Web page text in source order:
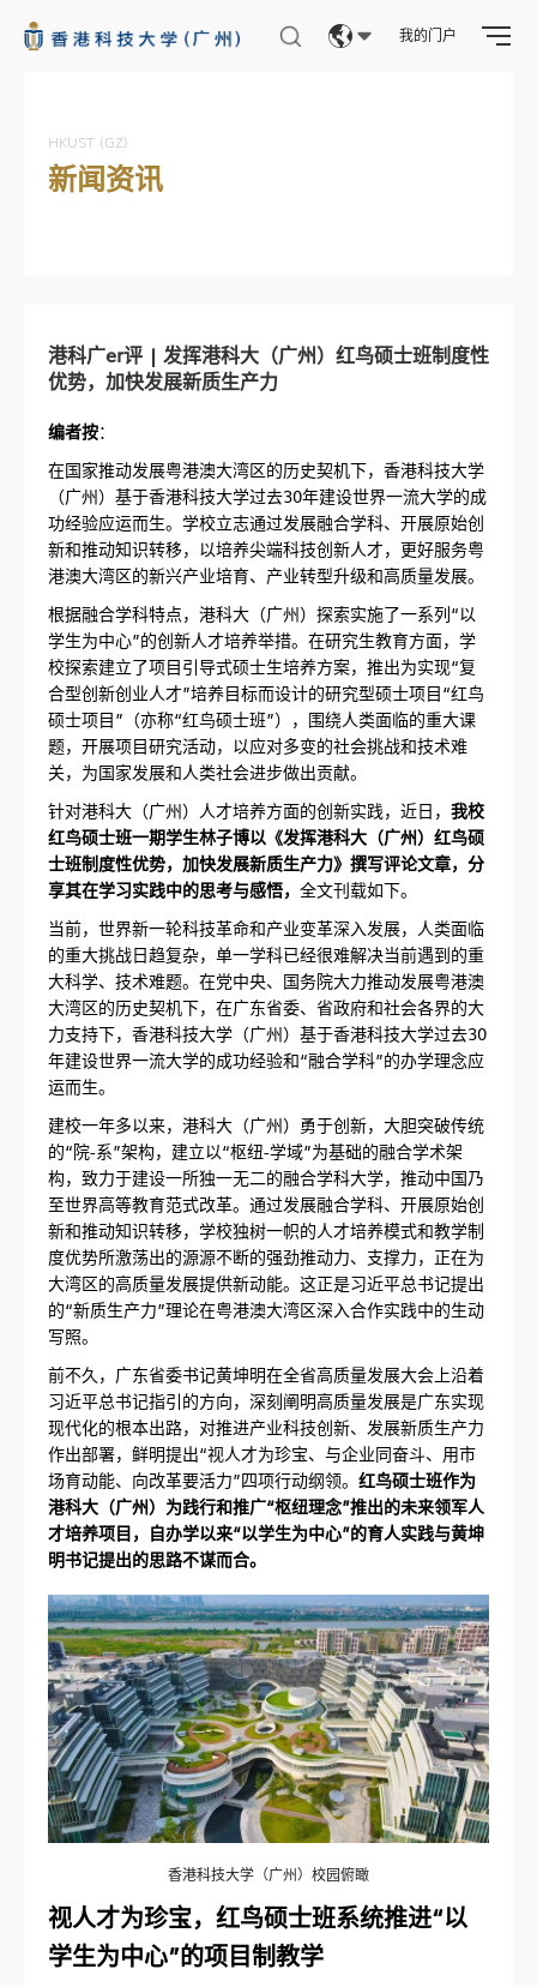
我的门户
HKUST (GZ)
新闻资讯
港科广er评 | 发挥港科大（广州）红鸟硕士班制度性
优势，加快发展新质生产力
编者按：
在国家推动发展粤港澳大湾区的历史契机下，香港科技大学
（广州）基于香港科技大学过去30年建设世界一流大学的成
功经验应运而生。学校立志通过发展融合学科、开展原始创
新和推动知识转移，以培养尖端科技创新人才，更好服务粤
港澳大湾区的新兴产业培育、产业转型升级和高质量发展。
根据融合学科特点，港科大（广州）探索实施了一系列“以
学生为中心”的创新人才培养举措。在研究生教育方面，学
校探索建立了项目引导式硕士生培养方案，推出为实现“复
合型创新创业人才”培养目标而设计的研究型硕士项目“红鸟
硕士项目”（亦称“红鸟硕士班”），围绕人类面临的重大课
题，开展项目研究活动，以应对多变的社会挑战和技术难
关，为国家发展和人类社会进步做出贡献。
针对港科大（广州）人才培养方面的创新实践，近日， 我校
红鸟硕士班一期学生林子博以《发挥港科大（广州）红鸟硕
士班制度性优势，加快发展新质生产力》撰写评论文章，分
享其在学习实践中的思考与感悟， 全文刊载如下。
当前，世界新一轮科技革命和产业变革深入发展，人类面临
的重大挑战日趋复杂，单一学科已经很难解决当前遇到的重
大科学、技术难题。在党中央、国务院大力推动发展粤港澳
大湾区的历史契机下，在广东省委、省政府和社会各界的大
力支持下，香港科技大学（广州）基于香港科技大学过去30
年建设世界一流大学的成功经验和“融合学科”的办学理念应
运而生。
建校一年多以来，港科大（广州）勇于创新，大胆突破传统
的“院-系”架构，建立以“枢纽-学域”为基础的融合学术架
构，致力于建设一所独一无二的融合学科大学，推动中国乃
至世界高等教育范式改革。通过发展融合学科、开展原始创
新和推动知识转移，学校独树一帜的人才培养模式和教学制
度优势所激荡出的源源不断的强劲推动力、支撑力，正在为
大湾区的高质量发展提供新动能。这正是习近平总书记提出
的“新质生产力”理论在粤港澳大湾区深入合作实践中的生动
写照。
前不久，广东省委书记黄坤明在全省高质量发展大会上沿着
习近平总书记指引的方向，深刻阐明高质量发展是广东实现
现代化的根本出路，对推进产业科技创新、发展新质生产力
作出部署，鲜明提出“视人才为珍宝、与企业同奋斗、用市
场育动能、向改革要活力”四项行动纲领。 红鸟硕士班作为
港科大（广州）为践行和推广“枢纽理念”推出的未来领军人
才培养项目，自办学以来“以学生为中心”的育人实践与黄坤
明书记提出的思路不谋而合。
香港科技大学（广州）校园俯瞰
视人才为珍宝，红鸟硕士班系统推进“以
学生为中心”的项目制教学